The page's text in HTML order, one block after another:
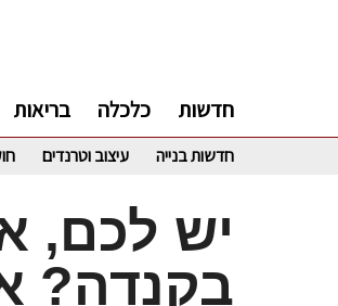
חדשות כלכלה בריאות
חדשות בנייה עיצוב וטרנדים
יש לכם,
בקנדה?